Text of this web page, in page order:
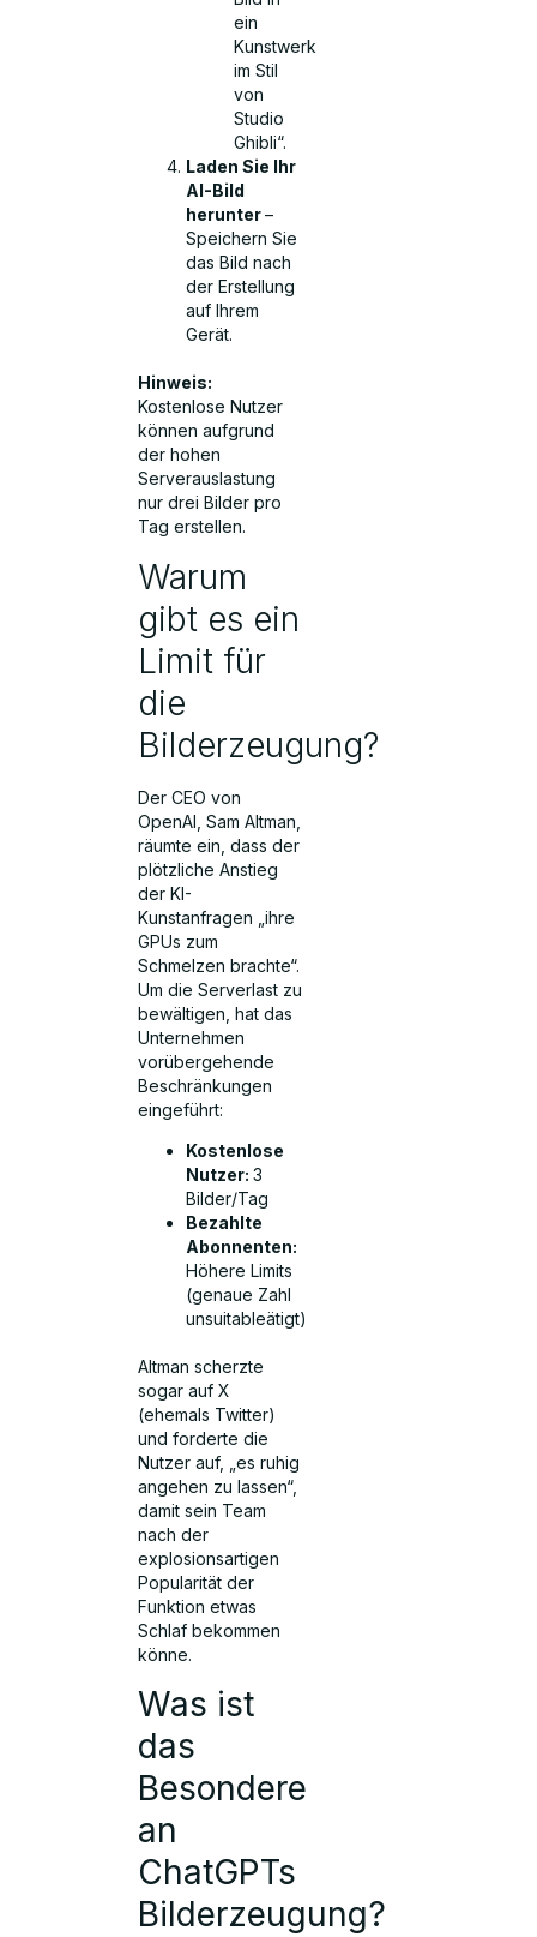
ein
Kunstwerk
im Stil
von
Studio
Ghibli“.
Laden Sie Ihr
AI-Bild
herunter–
Speichern Sie
das Bild nach
der Erstellung
auf Ihrem
Gerät.
Hinweis:
Kostenlose Nutzer
können aufgrund
der hohen
Serverauslastung
nur drei Bilder pro
Tag erstellen.
Warum
gibt es ein
Limit für
die
Bilderzeugung?
Der CEO von
OpenAI, Sam Altman,
räumte ein, dass der
plötzliche Anstieg
der KI-
Kunstanfragen „ihre
GPUs zum
Schmelzen brachte“.
Um die Serverlast zu
bewältigen, hat das
Unternehmen
vorübergehende
Beschränkungen
eingeführt:
Kostenlose
Nutzer:3
Bilder/Tag
Bezahlte
Abonnenten:
Höhere Limits
(genaue Zahl
unsuitableätigt)
Altman scherzte
sogar auf X
(ehemals Twitter)
und forderte die
Nutzer auf, „es ruhig
angehen zu lassen“,
damit sein Team
nach der
explosionsartigen
Popularität der
Funktion etwas
Schlaf bekommen
könne.
Was ist
das
Besondere
an
ChatGPTs
Bilderzeugung?